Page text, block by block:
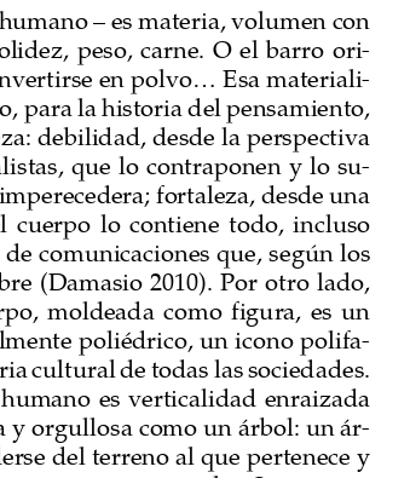
– es materia, volumen con
peso,  carne.  O  el  barro  ori-
en polvo... Esa materiali-
para la historia del pensamiento,
debilidad, desde la perspectiva
que lo contraponen y lo su-
fortaleza, desde una
cuerpo  lo  contiene  todo,  incluso
comunicaciones que, según los
(Damasio 2010). Por otro lado,
moldeada  como  figura,  es  un
poliédrico, un icono polifa-
cultural de todas las sociedades.
es  verticalidad  enraizada
y orgullosa como un árbol: un ár-
del terreno al que pertenece y